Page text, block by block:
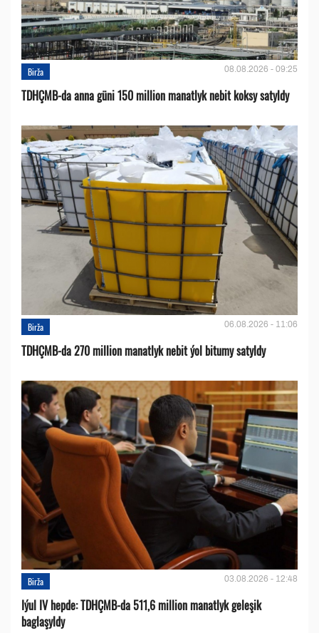
Birža 08.08.2026 - 09:25
TDHÇMB-da anna güni 150 million manatlyk nebit koksy satyldy
Birža 06.08.2026 - 11:06
TDHÇMB-da 270 million manatlyk nebit ýol bitumy satyldy
Birža 03.08.2026 - 12:48
Iýul IV hepde: TDHÇMB-da 511,6 million manatlyk geleşik
baglaşyldy